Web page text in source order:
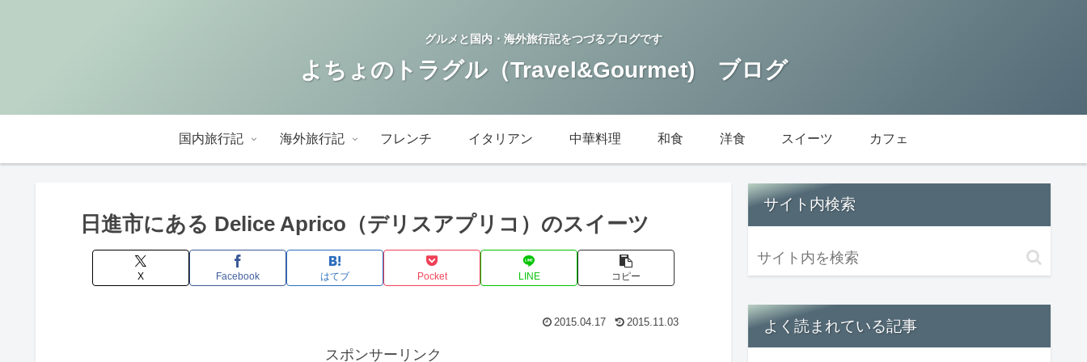
グルメと国内・海外旅行記をつづるブログです
よちょのトラグル（Travel&Gourmet) ブログ
国内旅行記 海外旅行記 フレンチ イタリアン 中華料理 和食 洋食 スイーツ カフェ
日進市にある Delice Aprico（デリスアプリコ）のスイーツ
X Facebook はてブ Pocket LINE コピー
2015.04.17 2015.11.03
スポンサーリンク
サイト内検索
よく読まれている記事